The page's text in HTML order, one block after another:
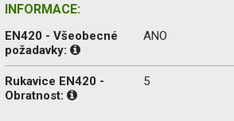
INFORMACE:
EN420 - Všeobecné
požadavky:
ANO
Rukavice EN420 -
Obratnost:
5